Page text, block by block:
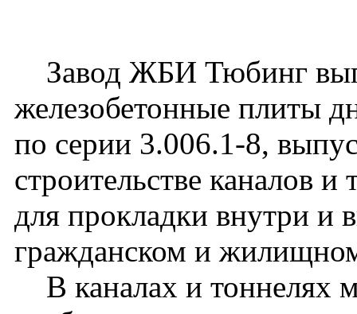
Завод ЖБИ Тюбинг
железобетонные плиты
по серии 3.006.1-8,
строительстве каналов
для прокладки внутри и
гражданском и
В каналах и тоннелях